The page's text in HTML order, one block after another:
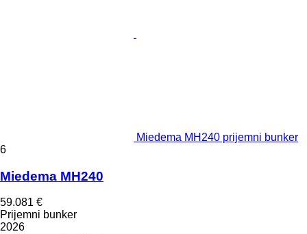
Miedema MH240 prijemni bunker
6
Miedema MH240
59.081 €
Prijemni bunker
2026